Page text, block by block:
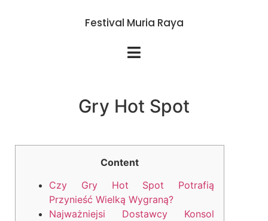
Festival Muria Raya
Gry Hot Spot
Content
Czy Gry Hot Spot Potrafią
Przynieść Wielką Wygraną?
Najważniejsi Dostawcy Konsol